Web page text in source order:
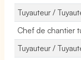
Tuyauteur /
Chef de chantier
Tuyauteur /